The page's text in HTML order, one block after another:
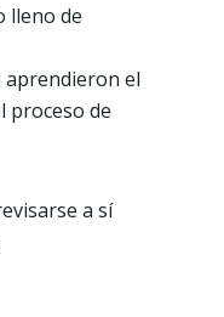
lleno de
aprendieron el
proceso de
a sí